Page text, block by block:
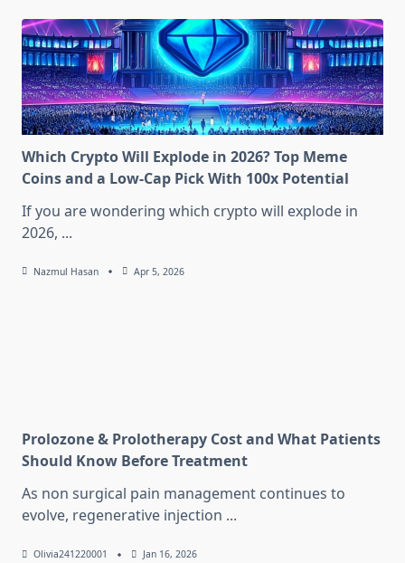
Which Crypto Will Explode in 2026? Top Meme
Coins and a Low-Cap Pick With 100x Potential
If you are wondering which crypto will explode in
2026, ...
Nazmul Hasan Apr 5, 2026
Prolozone & Prolotherapy Cost and What Patients
Should Know Before Treatment
As non surgical pain management continues to
evolve, regenerative injection ...
Olivia241220001 Jan 16, 2026